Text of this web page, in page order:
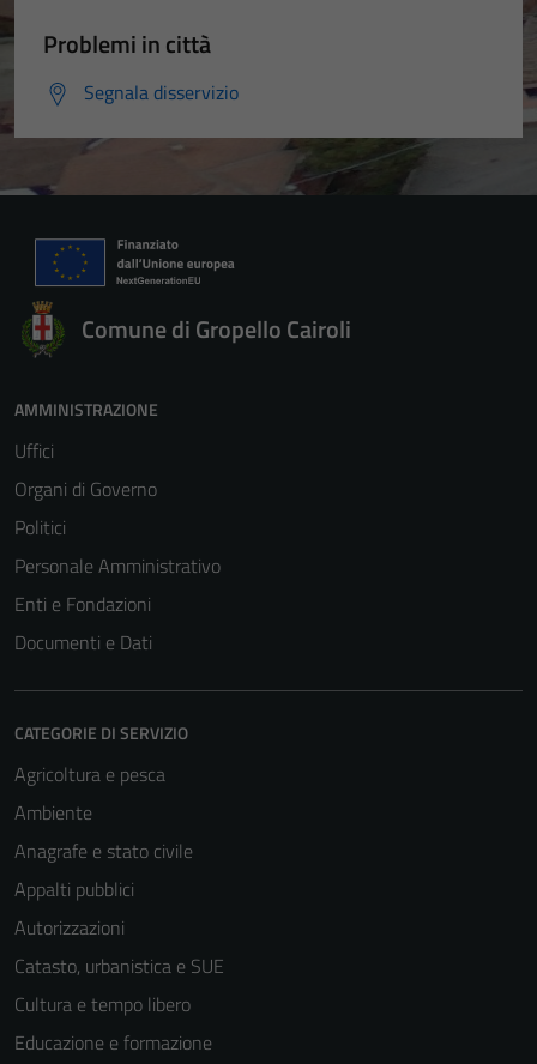
Problemi in città
Segnala disservizio
Comune di Gropello Cairoli
AMMINISTRAZIONE
Uffici
Organi di Governo
Politici
Personale Amministrativo
Enti e Fondazioni
Documenti e Dati
CATEGORIE DI SERVIZIO
Agricoltura e pesca
Ambiente
Anagrafe e stato civile
Appalti pubblici
Autorizzazioni
Catasto, urbanistica e SUE
Cultura e tempo libero
Educazione e formazione